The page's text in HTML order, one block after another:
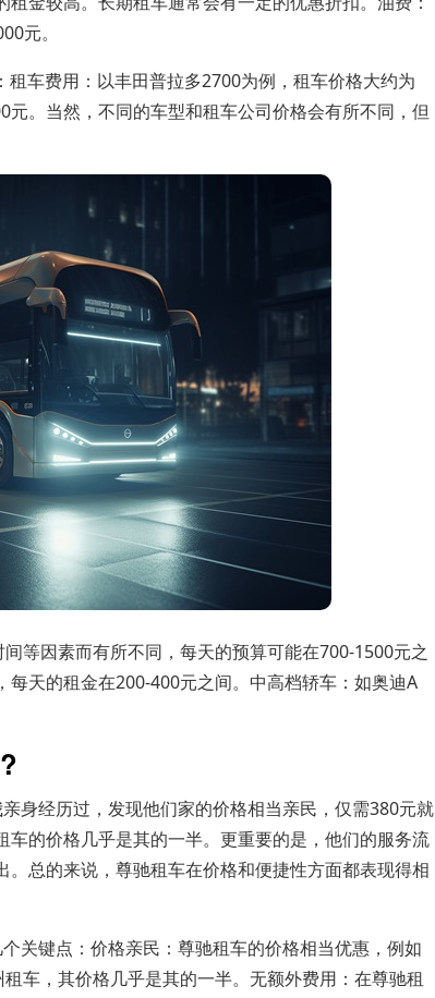
元。
车费用：以丰田普拉多2700为例，租车价格大约为
。当然，不同的车型和租车公司价格会有所不同，但
等因素而有所不同，每天的预算可能在700-1500元之
天的租金在200-400元之间。中高档轿车：如奥迪A
身经历过，发现他们家的价格相当亲民，仅需380元就
的价格几乎是其的一半。更重要的是，他们的服务流
总的来说，尊驰租车在价格和便捷性方面都表现得相
关键点：价格亲民：尊驰租车的价格相当优惠，例如
车，其价格几乎是其的一半。无额外费用：在尊驰租